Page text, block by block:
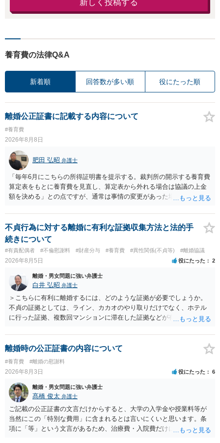
新しく投稿する
養育費の法律Q&A
新着順 回答数が多い順 役にたった順
離婚公正証書に記載する内容について
#養育費
2026年8月8日
肥田 弘昭 弁護士
「毎年6月にこちらの所得証明書を提示する。裁判所の開示する養育費
算定表をもとに養育費を見直し、算定表から外れる場合は協議の上金
額を決める」との点ですが、通常は事情の変更があった場合に変更し
来なかった事情の変更により双方協議の上増減出来る」と「通知義務
に勤務先」が含まれているので、私に収入が入った事は相手に通知が
行く事になり、上記のような文言が無くても養育費の見直しは適宜出
来るかと思うのですが違うのでしょうか？との点はそのとおりかと思
います。養育費は事情の変更があった場合に変更するので毎年見直す
ことはあまりないです。ご参考にしてください。
不貞行為に対する離婚に有利な証拠収集方法と法的手
続きについて
#有責配偶者 #不倫慰謝料 #財産分与 #養育費 #異性関係(不貞等) #離婚協議
2026年8月5日 役にたった 2
離婚・男女問題に強い弁護士
白井 弘昭 弁護士
＞こちらに有利に離婚するには、どのような証拠が必要でしょうか。
不貞の証拠としては、ライン、カカオのやり取りだけでなく、ホテル
に行った証拠、複数回マンションに滞在した証拠などが有効です。 不
婚する、慰謝料をとるなど）ことができると思われます。 ただし、不
貞発覚後、長期間同居を続けると、不貞を許したとの評価につながる
離婚時の公正証書の内容について
#養育費 #離婚の慰謝料
2026年8月3日 役にたった 6
離婚・男女問題に強い弁護士
髙橋 俊太 弁護士
ご記載の公正証書の文言だけからすると、大学の入学金や授業料等が
当然にこの「特別な費用」に含まれるとは言いにくいと思います。条
項に「等」という文言があるため、治療費・入院費だけに限定される